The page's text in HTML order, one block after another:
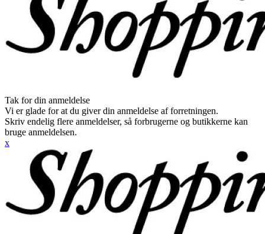
Tak for din anmeldelse
Vi er glade for at du giver din anmeldelse af forretningen.
Skriv endelig flere anmeldelser, så forbrugerne og butikkerne kan
bruge anmeldelsen.
x